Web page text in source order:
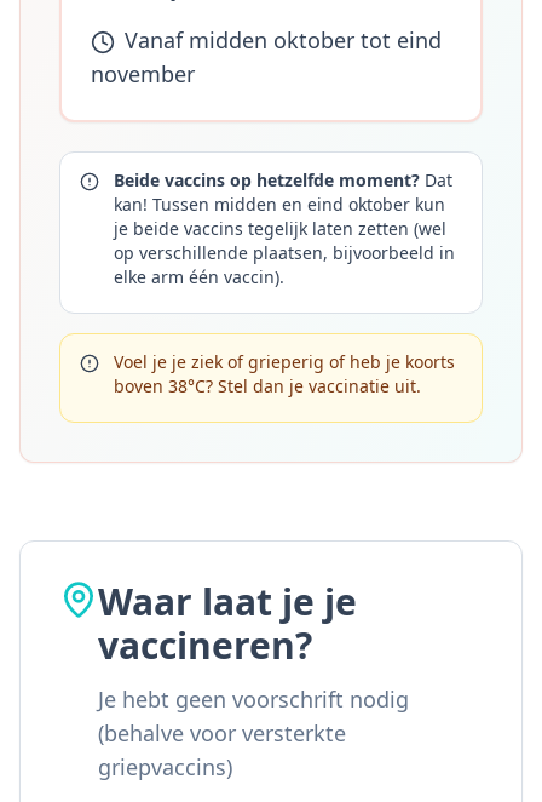
Vanaf midden oktober tot eind
november
Beide vaccins op hetzelfde moment? Dat
kan! Tussen midden en eind oktober kun
je beide vaccins tegelijk laten zetten (wel
op verschillende plaatsen, bijvoorbeeld in
elke arm één vaccin).
Voel je je ziek of grieperig of heb je koorts
boven 38°C? Stel dan je vaccinatie uit.
Waar laat je je
vaccineren?
Je hebt geen voorschrift nodig
(behalve voor versterkte
griepvaccins)